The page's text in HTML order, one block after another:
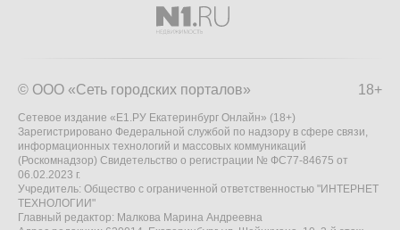
18+
© ООО «Сеть городских порталов»
Сетевое издание «Е1.РУ Екатеринбург Онлайн» (18+)
Зарегистрировано Федеральной службой по надзору в сфере связи,
информационных технологий и массовых коммуникаций
(Роскомнадзор) Свидетельство о регистрации № ФС77-84675 от
06.02.2023 г.
Учредитель: Общество с ограниченной ответственностью "ИНТЕРНЕТ
ТЕХНОЛОГИИ"
Главный редактор: Малкова Марина Андреевна